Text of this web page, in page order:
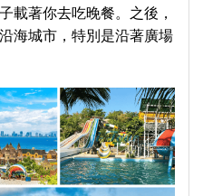
載著你去吃晚餐。之後，
海城市，特別是沿著廣場